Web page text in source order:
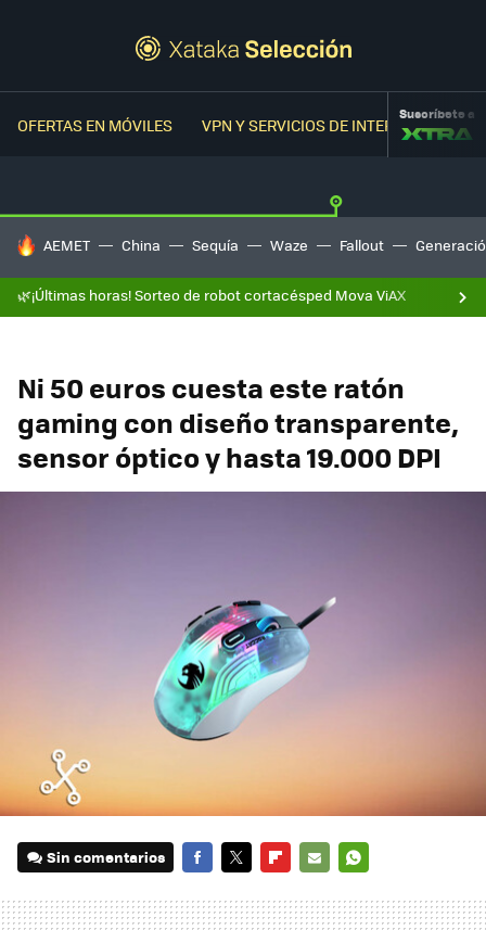
OFERTAS EN MÓVILES VPN Y SERVICIOS DE INTERNETSuscríbete a
HOY SE HABLA DE
AEMET China Sequía Waze Fallout
🌿¡Últimas horas! Sorteo de robot cortacésped Mova ViAX
Ni 50 euros cuesta este ratón
gaming con diseño transparente,
sensor óptico y hasta 19.000 DPI
Sin comentarios
MAIL